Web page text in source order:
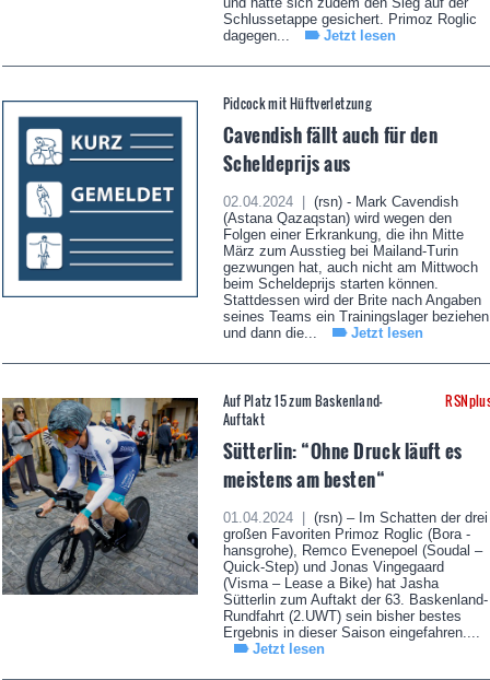
Schlussetappe gesichert. Primoz Roglic
dagegen...
Jetzt lesen
Pidcock mit Hüftverletzung
Cavendish fällt auch für den
Scheldeprijs aus
02.04.2024 |
(rsn) - Mark Cavendish
(Astana Qazaqstan) wird wegen den
Folgen einer Erkrankung, die ihn Mitte
März zum Ausstieg bei Mailand-Turin
gezwungen hat, auch nicht am Mittwoch
beim Scheldeprijs starten können.
Stattdessen wird der Brite nach Angaben
seines Teams ein Trainingslager beziehen
und dann die...
Jetzt lesen
Auf Platz 15 zum Baskenland-
Auftakt
Sütterlin: “Ohne Druck läuft es
meistens am besten“
01.04.2024 |
(rsn) – Im Schatten der drei
großen Favoriten Primoz Roglic (Bora -
hansgrohe), Remco Evenepoel (Soudal –
Quick-Step) und Jonas Vingegaard
(Visma – Lease a Bike) hat Jasha
Sütterlin zum Auftakt der 63. Baskenland-
Rundfahrt (2.UWT) sein bisher bestes
Ergebnis in dieser Saison eingefahren....
Jetzt lesen